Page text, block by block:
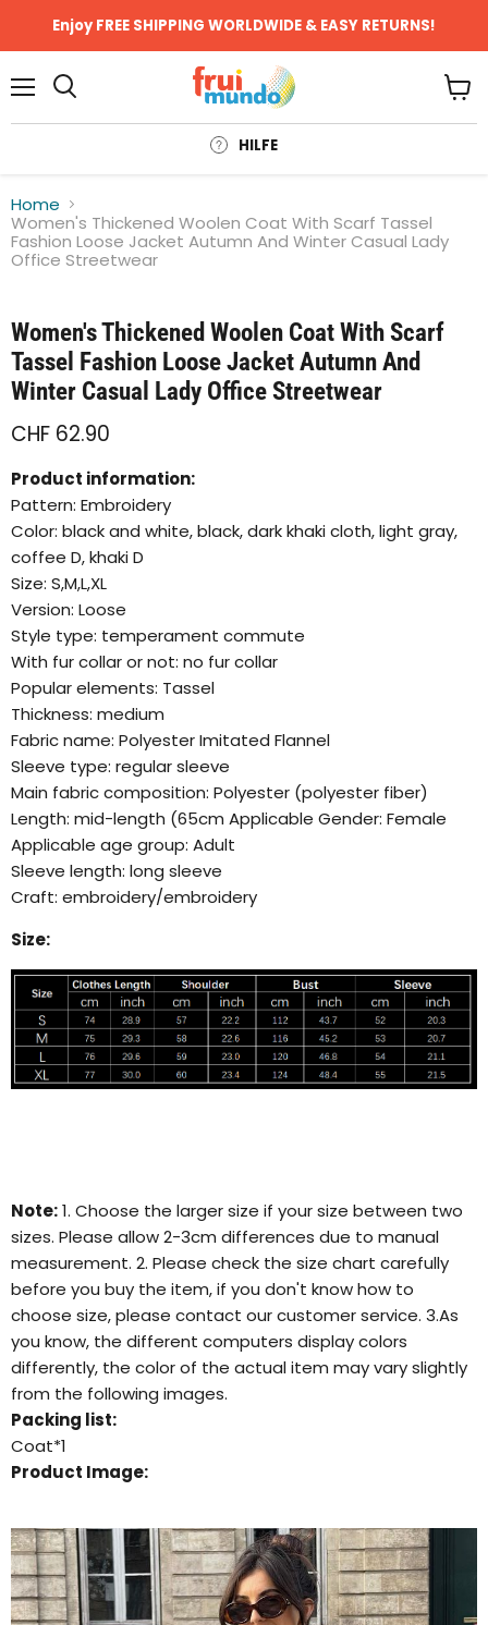
Enjoy FREE SHIPPING WORLDWIDE & EASY RETURNS!
HILFE
Home
Women's Thickened Woolen Coat With Scarf Tassel
Fashion Loose Jacket Autumn And Winter Casual Lady
Office Streetwear
Women's Thickened Woolen Coat With Scarf
Tassel Fashion Loose Jacket Autumn And
Winter Casual Lady Office Streetwear
CHF 62.90
Product information:
Pattern: Embroidery
Color: black and white, black, dark khaki cloth, light gray,
coffee D, khaki D
Size: S,M,L,XL
Version: Loose
Style type: temperament commute
With fur collar or not: no fur collar
Popular elements: Tassel
Thickness: medium
Fabric name: Polyester Imitated Flannel
Sleeve type: regular sleeve
Main fabric composition: Polyester (polyester fiber)
Length: mid-length (65cm Applicable Gender: Female
Applicable age group: Adult
Sleeve length: long sleeve
Craft: embroidery/embroidery
Size:
Note:1. Choose the larger size if your size between two
sizes. Please allow 2-3cm differences due to manual
measurement. 2. Please check the size chart carefully
before you buy the item, if you don't know how to
choose size, please contact our customer service. 3.As
you know, the different computers display colors
differently, the color of the actual item may vary slightly
from the following images.
Packing list:
Coat*1
Product Image: